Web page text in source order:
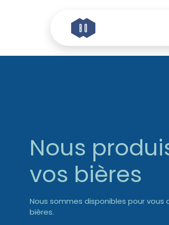
Nous
vos bières
Nous sommes disponibles pour vous
bières.